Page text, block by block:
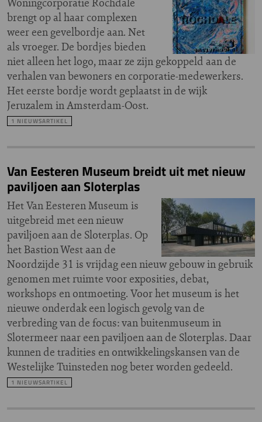
brengt op al haar complexen
weer een gevelbordje aan. Net
als vroeger. De bordjes bieden
niet alleen het logo, maar ze zijn gekoppeld aan de
verhalen van bewoners en corporatie-medewerkers.
Het eerste bordje wordt geplaatst in de wijk
Jeruzalem in Amsterdam-Oost.
1 NIEUWSARTIKEL
Van Eesteren Museum breidt uit met nieuw
paviljoen aan Sloterplas
Het Van Eesteren Museum is
uitgebreid met een nieuw
paviljoen aan de Sloterplas. Op
het Bastion West aan de
Noordzijde 31 is vrijdag een nieuw gebouw in gebruik
genomen met ruimte voor exposities, debat,
workshops en ontmoeting. Voor het museum is het
nieuwe onderdak een logisch gevolg van de
verbreding van de focus: van buitenmuseum in
Slotermeer naar een paviljoen aan de Sloterplas. Daar
kunnen de tradities en ontwikkelingskansen van de
Westelijke Tuinsteden nog beter worden gedeeld.
1 NIEUWSARTIKEL